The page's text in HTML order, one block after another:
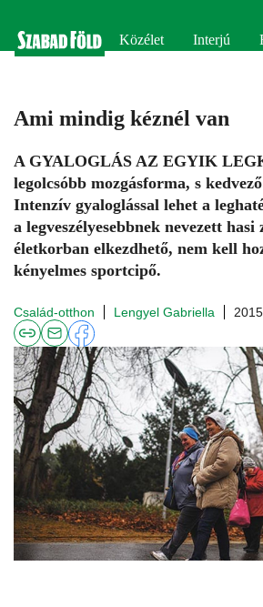
Közélet Interjú
Ami mindig kéznél van
A GYALOGLÁS AZ EGYIK
legolcsóbb mozgásforma, s
Intenzív gyaloglással lehet a
a legveszélyesebbnek nevezett
életkorban elkezdhető, nem kell
kényelmes sportcipő.
Család-otthon Lengyel Gabriella